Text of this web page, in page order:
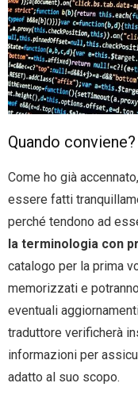
Quando conviene?
Come ho già
essere fatti
perché tendono ad
la terminologia con
catalogo per la prima
memorizzati e
eventuali
traduttore verificherà
informazioni per
adatto al suo scopo.